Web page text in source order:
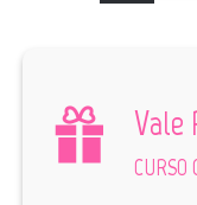
Vale
CURSO